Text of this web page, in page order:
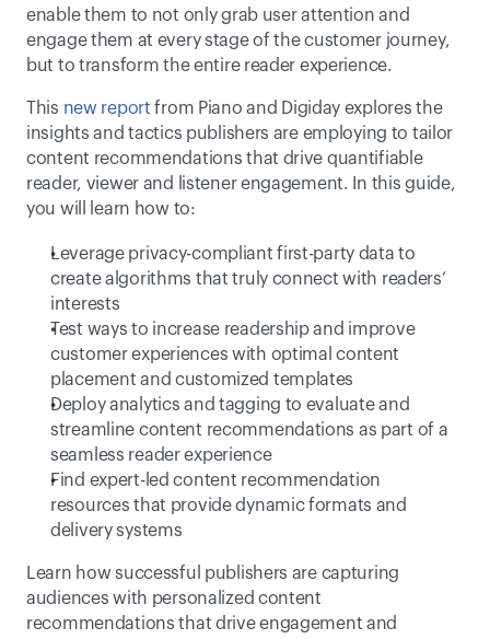
enable them to not only grab user attention and
engage them at every stage of the customer journey,
but to transform the entire reader experience.
This new report from Piano and Digiday explores the
insights and tactics publishers are employing to tailor
content recommendations that drive quantifiable
reader, viewer and listener engagement. In this guide,
you will learn how to:
Leverage privacy-compliant first-party data to
create algorithms that truly connect with readers’
interests
Test ways to increase readership and improve
customer experiences with optimal content
placement and customized templates
Deploy analytics and tagging to evaluate and
streamline content recommendations as part of a
seamless reader experience
Find expert-led content recommendation
resources that provide dynamic formats and
delivery systems
Learn how successful publishers are capturing
audiences with personalized content
recommendations that drive engagement and